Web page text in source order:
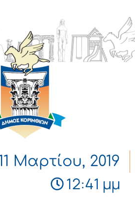
Μαρτίου, 2019
12:41 μμ